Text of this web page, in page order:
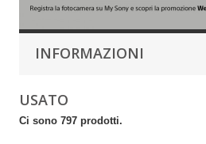
INFORMAZIONI
USATO
Ci sono 797 prodotti.